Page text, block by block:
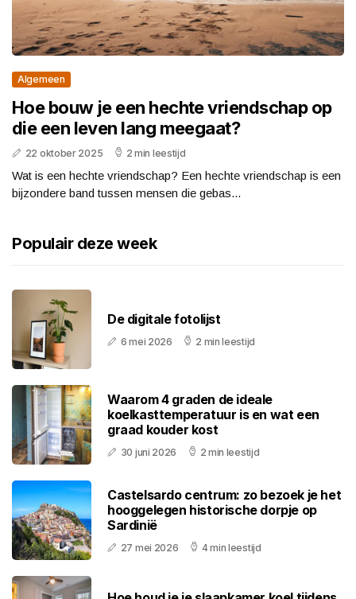
Algemeen
Hoe bouw je een hechte vriendschap op
die een leven lang meegaat?
22 oktober 2025 2 min leestijd
Wat is een hechte vriendschap? Een hechte vriendschap is een
bijzondere band tussen mensen die gebas...
Populair deze week
De digitale fotolijst
6 mei 2026 2 min leestijd
Waarom 4 graden de ideale
koelkasttemperatuur is en wat een
graad kouder kost
30 juni 2026 2 min leestijd
Castelsardo centrum: zo bezoek je het
hooggelegen historische dorpje op
Sardinië
27 mei 2026 4 min leestijd